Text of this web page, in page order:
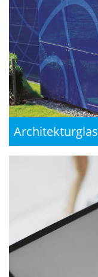
Architekturglas